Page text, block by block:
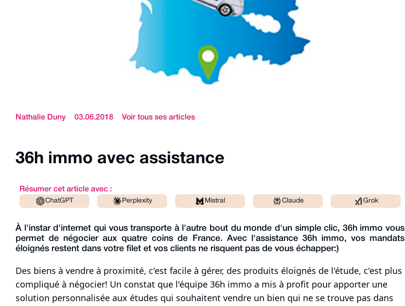
Nathalie Duny 03.06.2018 Voir tous ses articles
36h immo avec assistance
Résumer cet article avec :
ChatGPT Perplexity Mistral Claude Grok
À l'instar d'internet qui vous transporte à l'autre bout du monde d'un simple clic, 36h immo vous
permet de négocier aux quatre coins de France. Avec l'assistance 36h immo, vos mandats
éloignés restent dans votre filet et vos clients ne risquent pas de vous échapper:)
Des biens à vendre à proximité, c'est facile à gérer, des produits éloignés de l'étude, c'est plus
compliqué à négocier! Un constat que l'équipe 36h immo a mis à profit pour apporter une
solution personnalisée aux études qui souhaitent vendre un bien qui ne se trouve pas dans